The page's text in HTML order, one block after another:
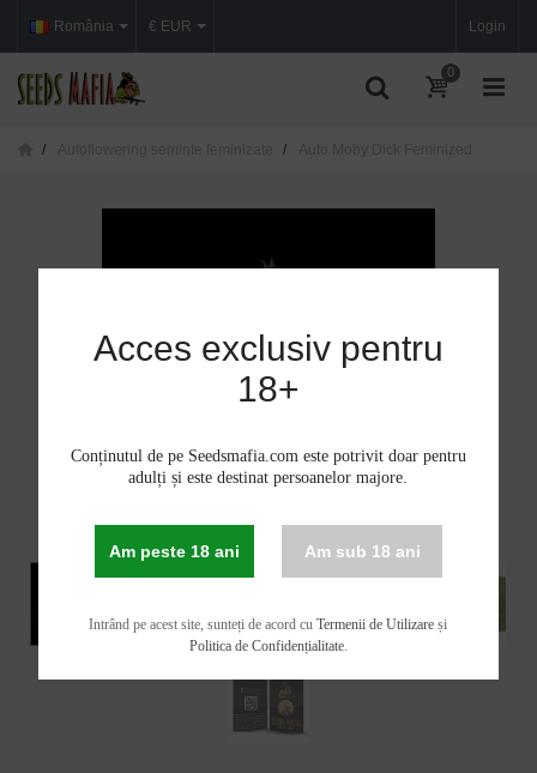
România Login
€ EUR
0
Acces exclusiv pentru
18+
Conținutul de pe Seedsmafia.com este potrivit doar pentru
adulți și este destinat persoanelor majore.
Am peste 18 ani Am sub 18 ani
Intrând pe acest site, sunteți de acord cuTermenii de Utilizare și
Politica de Confidențialitate.